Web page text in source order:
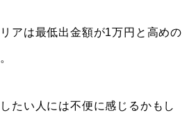
アは最低出金額が1万円と高めの
たい人には不便に感じるかもし